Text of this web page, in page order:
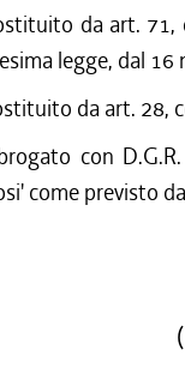
da art. 71,
legge, dal 16
da art. 28,
con
come previsto